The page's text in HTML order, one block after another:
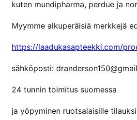
kuten mundipharma, perdue ja
Myymme alkuperäisiä merkkejä
https://laadukasapteekki.com/
sähköposti:
24 tunnin toimitus suomessa
ja yöpyminen ruotsalaisille